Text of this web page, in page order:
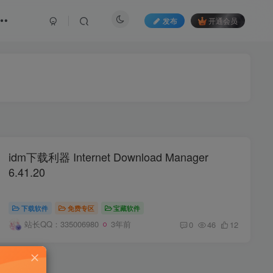
发布 开通会员
idm下载利器 Internet Download Manager
6.41.20
下载软件 免费专区 宝藏软件
站长QQ：335006980 3年前 0 46 12